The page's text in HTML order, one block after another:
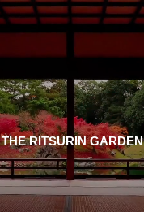
THE RITSURIN GARDEN